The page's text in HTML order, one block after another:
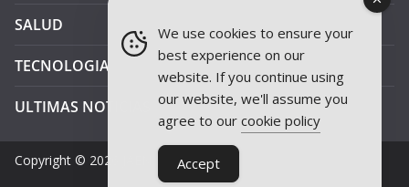
SALUD
TECNOLOGIA
ULTIMAS NOTICIAS
Copyright © 2026 JAEN PLUS RADIO
We use cookies to ensure your
best experience on our
website. If you continue using
our website, we'll assume you
agree to our cookie policy
Accept